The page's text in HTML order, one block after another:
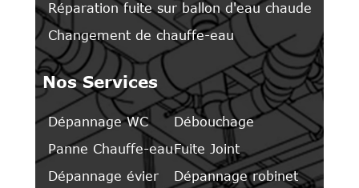
Nos Services
Réparation fuite sur ballon d'eau chaude
Changement de chauffe-eau
Dépannage WC
Panne Chauffe-eau
Dépannage évier
Débouchage
Fuite Joint
Dépannage robinet